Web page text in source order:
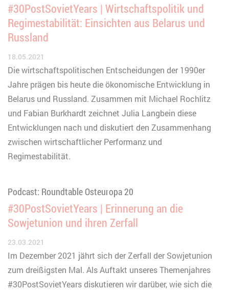
#30PostSovietYears | Wirtschaftspolitik und
Regimestabilität: Einsichten aus Belarus und
Russland
18.05.2021
Die wirtschaftspolitischen Entscheidungen der 1990er
Jahre prägen bis heute die ökonomische Entwicklung in
Belarus und Russland. Zusammen mit Michael Rochlitz
und Fabian Burkhardt zeichnet Julia Langbein diese
Entwicklungen nach und diskutiert den Zusammenhang
zwischen wirtschaftlicher Performanz und
Regimestabilität.
Podcast: Roundtable Osteuropa 20
#30PostSovietYears | Erinnerung an die
Sowjetunion und ihren Zerfall
23.03.2021
Im Dezember 2021 jährt sich der Zerfall der Sowjetunion
zum dreißigsten Mal. Als Auftakt unseres Themenjahres
#30PostSovietYears diskutieren wir darüber, wie sich die